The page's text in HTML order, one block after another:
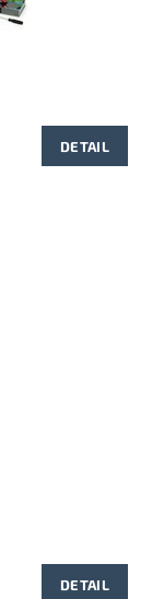
DETAIL
DETAIL